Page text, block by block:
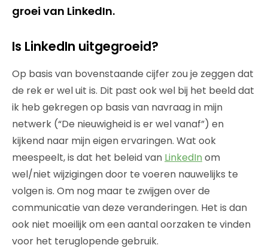
groei van LinkedIn.
Is LinkedIn uitgegroeid?
Op basis van bovenstaande cijfer zou je zeggen dat
de rek er wel uit is. Dit past ook wel bij het beeld dat
ik heb gekregen op basis van navraag in mijn
netwerk (“De nieuwigheid is er wel vanaf”) en
kijkend naar mijn eigen ervaringen. Wat ook
meespeelt, is dat het beleid van LinkedIn om
wel/niet wijzigingen door te voeren nauwelijks te
volgen is. Om nog maar te zwijgen over de
communicatie van deze veranderingen. Het is dan
ook niet moeilijk om een aantal oorzaken te vinden
voor het teruglopende gebruik.